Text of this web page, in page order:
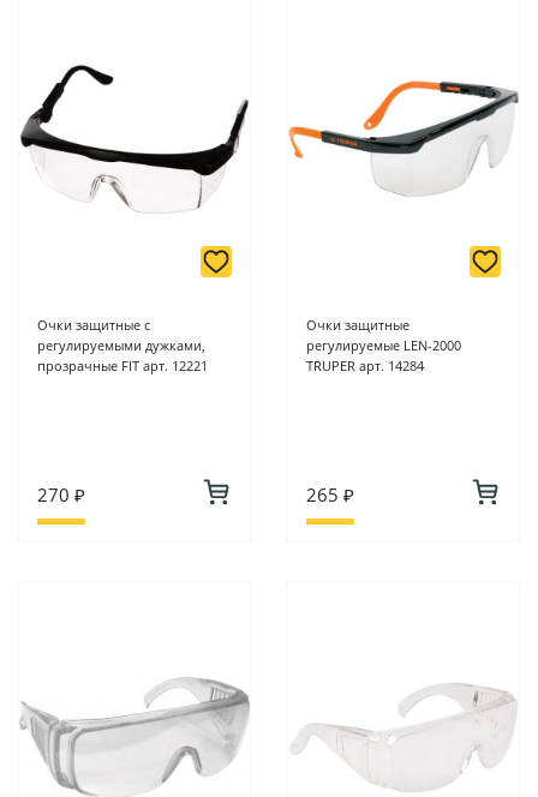
Очки защитные с
регулируемыми дужками,
прозрачные FIT арт. 12221
270 ₽
Очки защитные
регулируемые LEN-2000
TRUPER арт. 14284
265 ₽